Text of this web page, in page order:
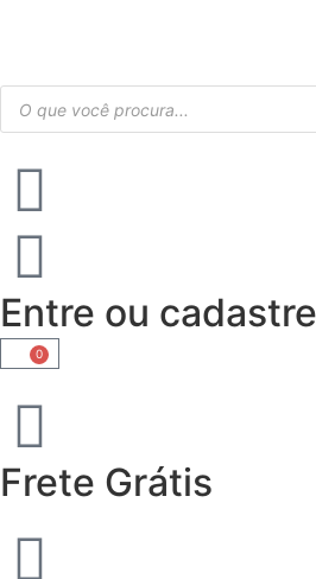
Entre ou
0
Frete Grátis